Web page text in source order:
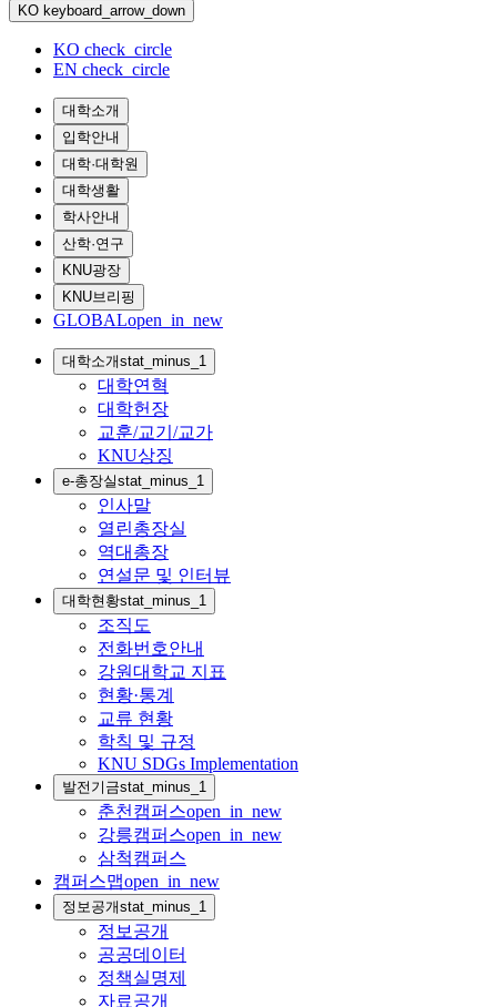
KO keyboard_arrow_down
KO check_circle
EN check_circle
대학소개
입학안내
대학·대학원
대학생활
학사안내
산학·연구
KNU광장
KNU브리핑
GLOBALopen_in_new
대학소개stat_minus_1
대학연혁
대학헌장
교훈/교기/교가
KNU상징
e-총장실stat_minus_1
인사말
열린총장실
역대총장
연설문 및 인터뷰
대학현황stat_minus_1
조직도
전화번호안내
강원대학교 지표
현황·통계
교류 현황
학칙 및 규정
KNU SDGs Implementation
발전기금stat_minus_1
춘천캠퍼스open_in_new
강릉캠퍼스open_in_new
삼척캠퍼스
캠퍼스맵open_in_new
정보공개stat_minus_1
정보공개
공공데이터
정책실명제
자료공개